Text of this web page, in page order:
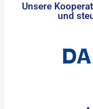
Unsere
und